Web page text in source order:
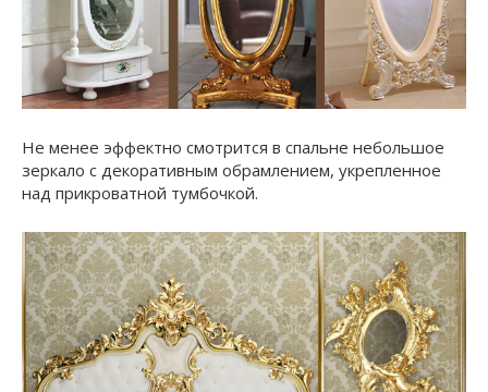
Не менее эффектно смотрится в спальне небольшое
зеркало c декоративным обрамлением, укрепленное
над прикроватной тумбочкой.